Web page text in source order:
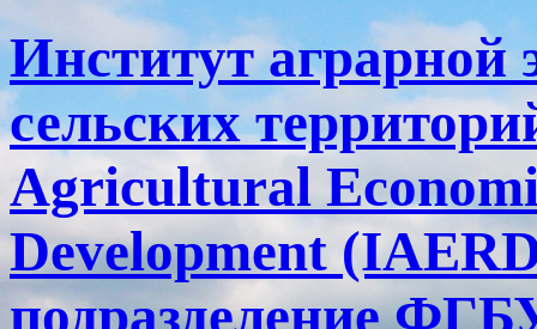
Институт аграрной
сельских
Agricultural
Development
подразделение